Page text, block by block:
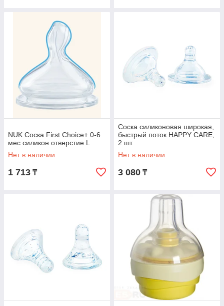
NUK Соска First Choice+ 0-6
мес силикон отверстие L
Нет в наличии
1 713 ₸
Соска силиконовая широкая,
быстрый поток HAPPY CARE,
2 шт.
Нет в наличии
3 080 ₸